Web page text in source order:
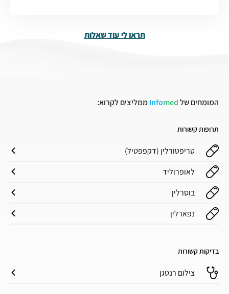
תראו לי עוד שאלות
המומחים של Infomed ממליצים לקרוא:
תרופות קשורות
טריפטורלין (דקפפטיל)
לאופרוליד
בוסרלין
נפארלין
בדיקות קשורות
צילום רנטגן